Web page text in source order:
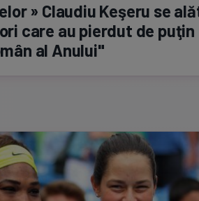
» Claudiu Keşeru se
care au pierdut de puţin
al Anului"